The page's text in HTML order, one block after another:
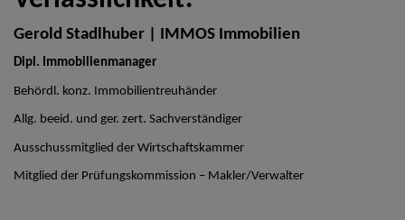
Gerold Stadlhuber | IMMOS Immobilien
Dipl. Immobilienmanager
Behördl. konz. Immobilientreuhänder
Allg. beeid. und ger. zert. Sachverständiger
Ausschussmitglied der Wirtschaftskammer
Mitglied der Prüfungskommission – Makler/Verwalter